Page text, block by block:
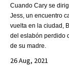
Cuando Cary se
Jess, un encuentro
vuelta en la ciudad,
del eslabón perdido
de su madre.
26 Aug, 2021